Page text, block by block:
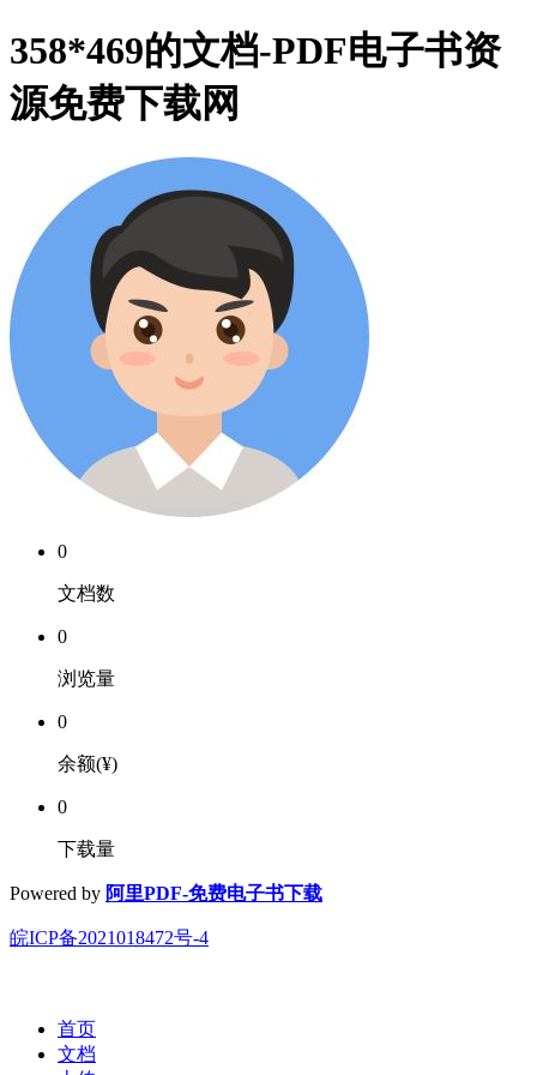
358*469的文档-PDF电子书资
源免费下载网
0
文档数
0
浏览量
0
余额(¥)
0
下载量
Powered by 阿里PDF-免费电子书下载
皖ICP备2021018472号-4
首页
文档